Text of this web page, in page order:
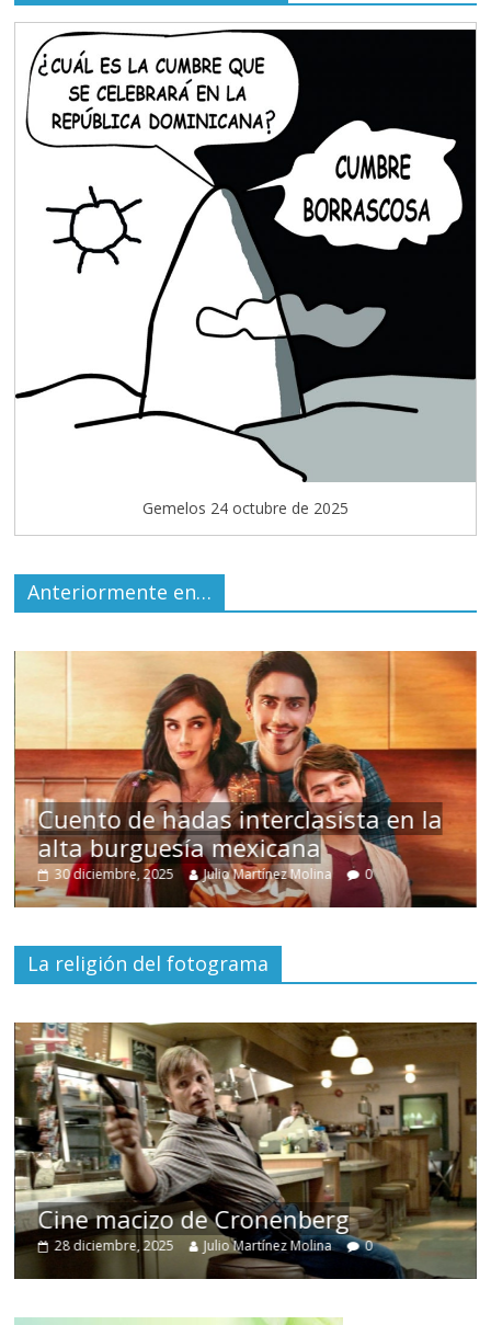
Gemelos 24 octubre de 2025
Anteriormente en…
Cuento de hadas interclasista en la
alta burguesía mexicana
30 diciembre, 2025 Julio Martínez Molina 0
La religión del fotograma
Cine macizo de Cronenberg
28 diciembre, 2025 Julio Martínez Molina 0